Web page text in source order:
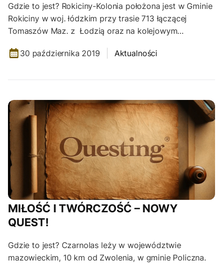
Gdzie to jest? Rokiciny-Kolonia położona jest w Gminie
Rokiciny w woj. łódzkim przy trasie 713 łączącej
Tomaszów Maz. z Łodzią oraz na kolejowym…
30 października 2019 Aktualności
MIŁOŚĆ I TWÓRCZOŚĆ – NOWY
QUEST!
Gdzie to jest? Czarnolas leży w województwie
mazowieckim, 10 km od Zwolenia, w gminie Policzna.